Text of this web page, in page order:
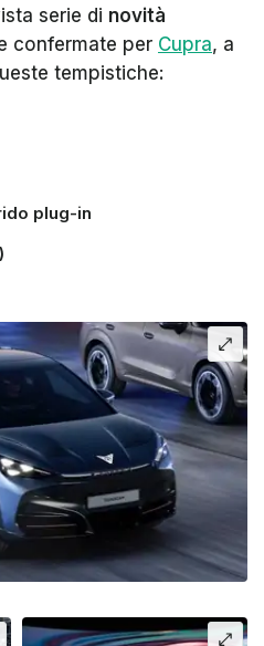
serie di novità
confermate per Cupra, a
tempistiche:
plug-in